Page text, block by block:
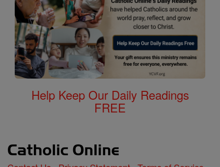
Help Keep Our Daily Readings
FREE